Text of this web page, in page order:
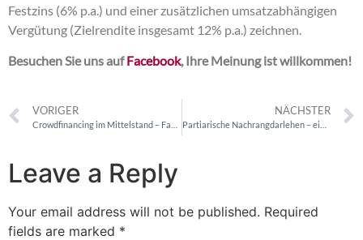
Festzins (6% p.a.) und einer zusätzlichen umsatzabhängigen
Vergütung (Zielrendite insgesamt 12% p.a.) zeichnen.
Besuchen Sie uns aufFacebook, Ihre Meinung ist willkommen!
VORIGER NÄCHSTER
Leave a Reply
Your email address will not be published. Required
fields are marked *